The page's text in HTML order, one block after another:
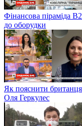
Фінансова піраміда
до оборудки
Як пояснити
Оля Геркулес